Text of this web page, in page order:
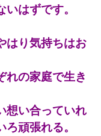
はずです。
はり気持ちはお
れの家庭で生き
想い合っていれ
頑張れる。